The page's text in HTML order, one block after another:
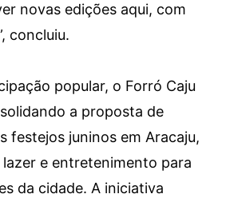
novas edições aqui, com
concluiu.
popular, o Forró Caju
a proposta de
festejos juninos em Aracaju,
e entretenimento para
da cidade. A iniciativa